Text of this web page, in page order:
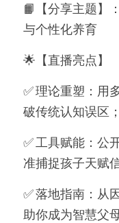
繁體中文
English
📙【分享主题】
与个性化养育
🌟【直播亮点】
✅ 理论重塑：用
破传统认知误区；
✅ 工具赋能：公
准捕捉孩子天赋
✅ 落地指南：从
助你成为智慧父